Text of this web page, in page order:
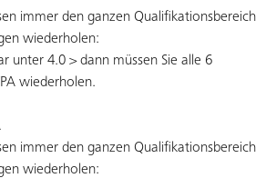
immer den ganzen Qualifikationsbereich
wiederholen:
unter 4.0 > dann müssen Sie alle 6
wiederholen.
immer den ganzen Qualifikationsbereich
wiederholen: